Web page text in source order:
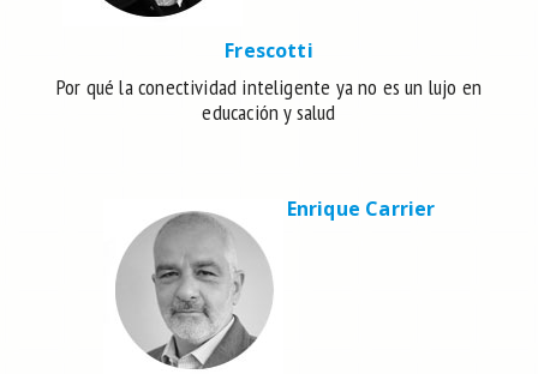
Frescotti
Por qué la conectividad inteligente ya no es un lujo en
educación y salud
Enrique Carrier